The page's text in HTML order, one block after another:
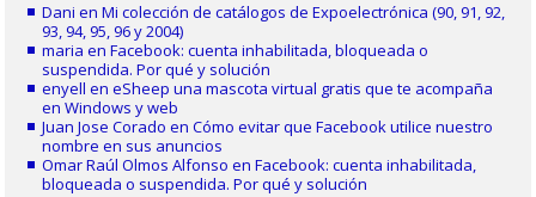
Dani enMi colección de catálogos de Expoelectrónica (90, 91, 92,
93, 94, 95, 96 y 2004)
maria enFacebook: cuenta inhabilitada, bloqueada o
suspendida. Por qué y solución
enyell eneSheep una mascota virtual gratis que te acompaña
en Windows y web
Juan Jose Corado enCómo evitar que Facebook utilice nuestro
nombre en sus anuncios
Omar Raúl Olmos Alfonso enFacebook: cuenta inhabilitada,
bloqueada o suspendida. Por qué y solución